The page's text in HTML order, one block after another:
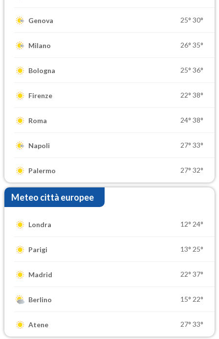
Genova 25° 30°
Milano 26° 35°
Bologna 25° 36°
Firenze 22° 38°
Roma 24° 38°
Napoli 27° 33°
Palermo 27° 32°
Meteo città europee
Londra 12° 24°
Parigi 13° 25°
Madrid 22° 37°
Berlino 15° 22°
Atene 27° 33°